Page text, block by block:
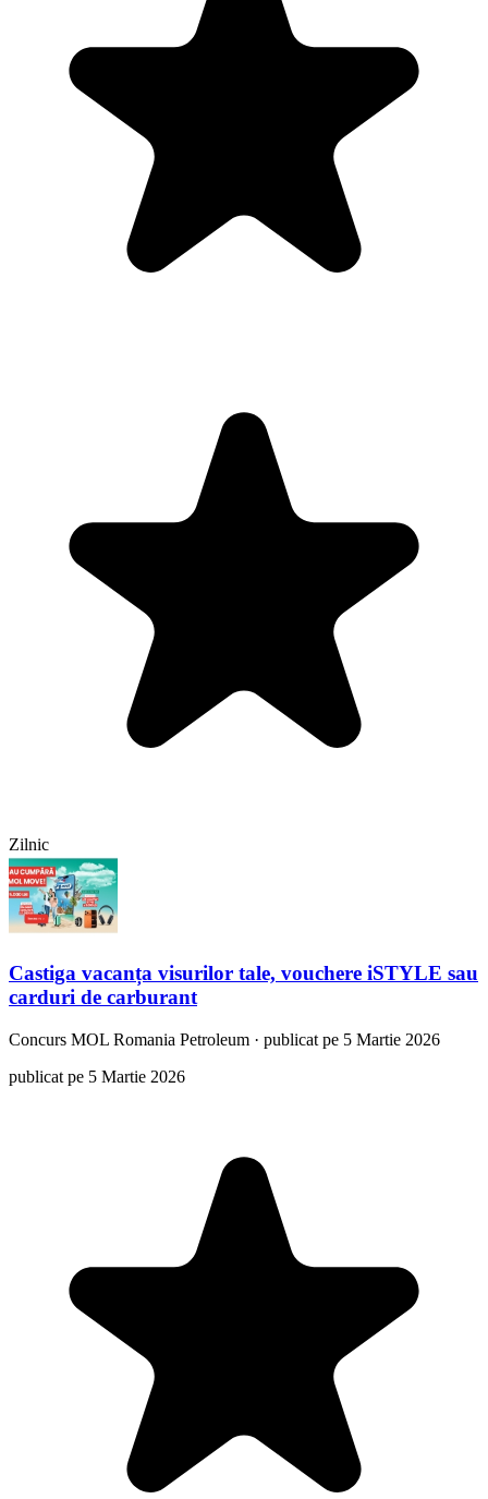
Zilnic
Castiga vacanța visurilor tale, vouchere iSTYLE sau
carduri de carburant
Concurs MOL Romania Petroleum · publicat pe 5 Martie 2026
publicat pe 5 Martie 2026